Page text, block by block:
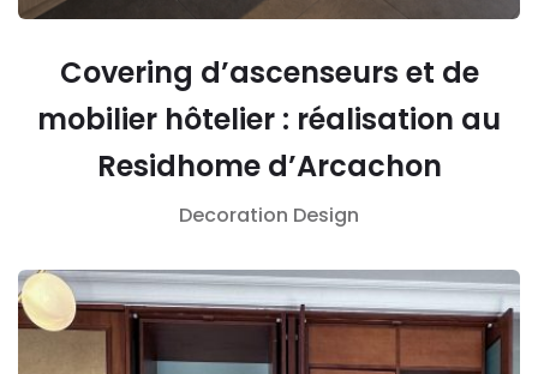
Covering d’ascenseurs et de
mobilier hôtelier : réalisation au
Residhome d’Arcachon
Decoration Design